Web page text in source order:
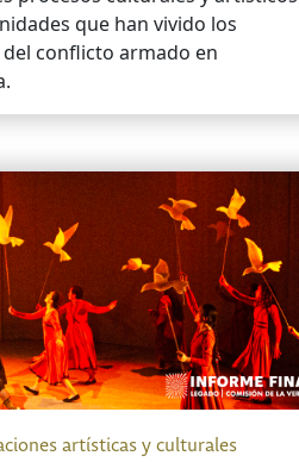
que han vivido los
conflicto armado en
artísticas y culturales